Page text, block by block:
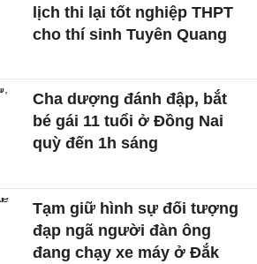
lịch thi lại tốt nghiệp THPT
cho thí sinh Tuyên Quang
Cha dượng đánh đập, bắt
bé gái 11 tuổi ở Đồng Nai
quỳ đến 1h sáng
Tạm giữ hình sự đối tượng
đạp ngã người đàn ông
đang chạy xe máy ở Đắk